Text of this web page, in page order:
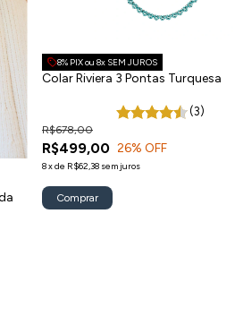
8% PIX ou 8x SEM JUROS
Colar Riviera 3 Pontas Turquesa
(3)
R$499,00
R$678,00
26% OFF
8xde R$62,38 sem juros